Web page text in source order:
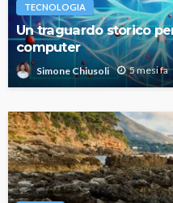
TECNOLOGIA
Un traguardo storico
computer
Simone Chiusoli 5 mesi fa